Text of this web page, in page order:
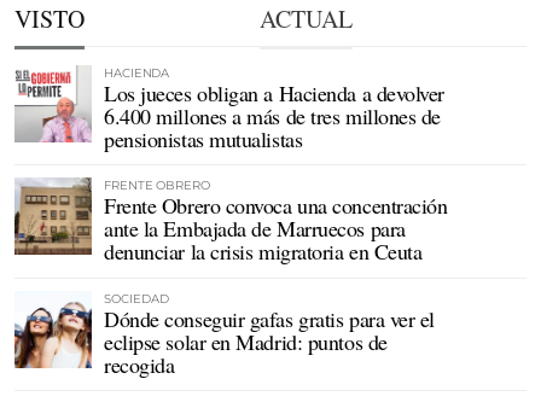
VISTO ACTUAL
HACIENDA
Los jueces obligan a Hacienda a devolver
6.400 millones a más de tres millones de
pensionistas mutualistas
FRENTE OBRERO
Frente Obrero convoca una concentración
ante la Embajada de Marruecos para
denunciar la crisis migratoria en Ceuta
SOCIEDAD
Dónde conseguir gafas gratis para ver el
eclipse solar en Madrid: puntos de
recogida